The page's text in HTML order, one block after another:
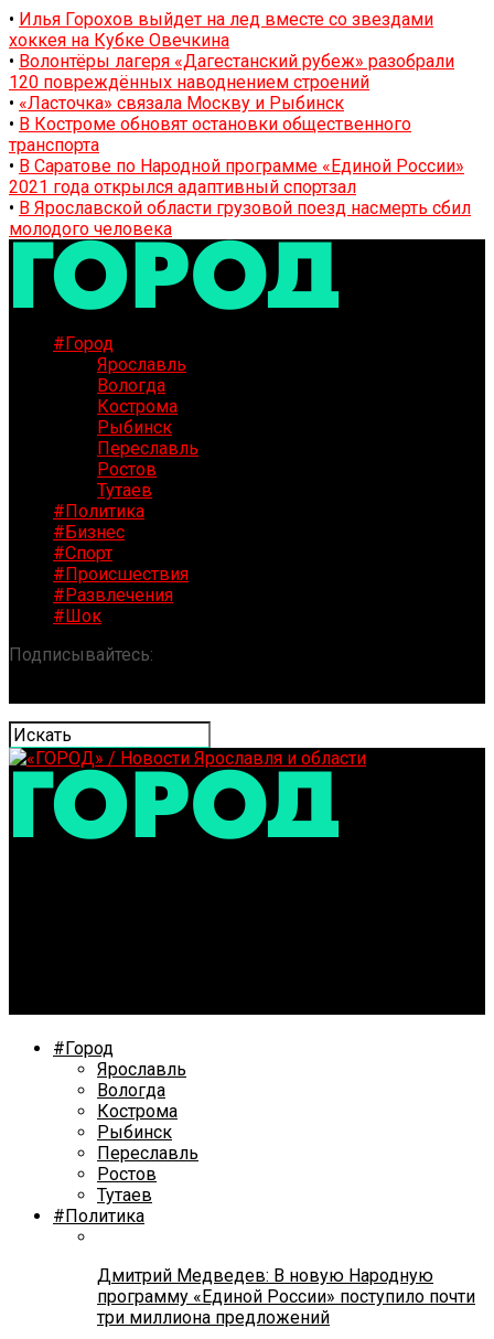
• Илья Горохов выйдет на лед вместе со звездами
хоккея на Кубке Овечкина
• Волонтёры лагеря «Дагестанский рубеж» разобрали
120 повреждённых наводнением строений
• «Ласточка» связала Москву и Рыбинск
• В Костроме обновят остановки общественного
транспорта
• В Саратове по Народной программе «Единой России»
2021 года открылся адаптивный спортзал
• В Ярославской области грузовой поезд насмерть сбил
молодого человека
#Город
Ярославль
Вологда
Кострома
Рыбинск
Переславль
Ростов
Тутаев
#Политика
#Бизнес
#Спорт
#Происшествия
#Развлечения
#Шок
Подписывайтесь:
#Город
Ярославль
Вологда
Кострома
Рыбинск
Переславль
Ростов
Тутаев
#Политика
Дмитрий Медведев: В новую Народную
программу «Единой России» поступило почти
три миллиона предложений